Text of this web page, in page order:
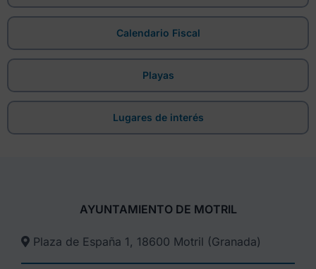
Calendario Fiscal
Playas
Lugares de interés
AYUNTAMIENTO DE MOTRIL
Plaza de España 1, 18600 Motril (Granada)​